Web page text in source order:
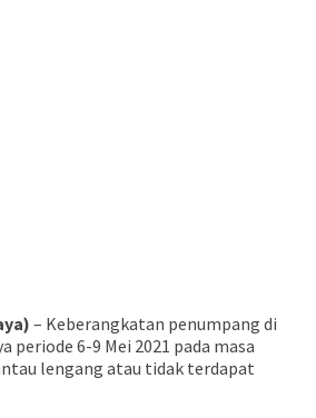
– Keberangkatan penumpang di
periode 6-9 Mei 2021 pada masa
lengang atau tidak terdapat